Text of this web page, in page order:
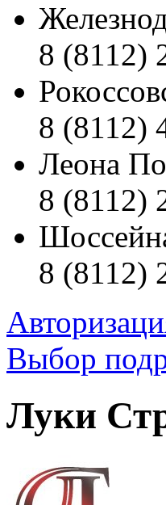
8 (8112)
8 (8112)
Леона
8 (8112)
8 (8112)
Выбор
Луки